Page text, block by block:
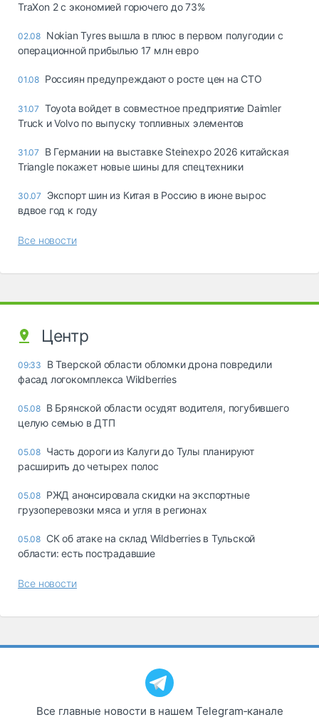
TraXon 2 с экономией горючего до 73%
02.08 Nokian Tyres вышла в плюс в первом полугодии с
операционной прибылью 17 млн евро
01.08 Россиян предупреждают о росте цен на СТО
31.07 Toyota войдет в совместное предприятие Daimler
Truck и Volvo по выпуску топливных элементов
31.07
В Германии на выставке Steinexpo 2026 китайская
Triangle покажет новые шины для спецтехники
30.07
Экспорт шин из Китая в Россию в июне вырос
вдвое год к году
Все новости
Центр
09:33
В Тверской области обломки дрона повредили
фасад логокомплекса Wildberries
05.08 В Брянской области осудят водителя, погубившего
целую семью в ДТП
05.08 Часть дороги из Калуги до Тулы планируют
расширить до четырех полос
05.08 РЖД анонсировала скидки на экспортные
грузоперевозки мяса и угля в регионах
05.08 СК об атаке на склад Wildberries в Тульской
области: есть пострадавшие
Все новости
Все главные новости в нашем Telegram‑канале